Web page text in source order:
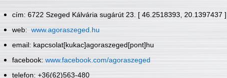
cím: 6722 Szeged Kálvária sugárút 23. [ 46.2518393, 20.1397437 ]
web: www.agoraszeged.hu
email: kapcsolat[kukac]agoraszeged[pont]hu
facebook: www.facebook.com/agoraszeged
telefon: +36(62)563-480